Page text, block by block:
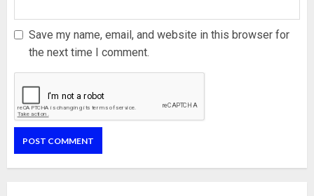
Save my name, email, and website in this browser for
the next time I comment.